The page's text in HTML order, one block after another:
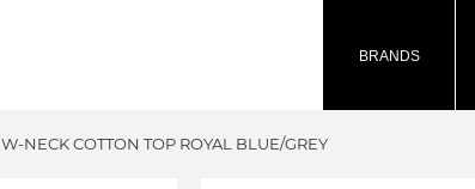
BRANDS
W-NECK COTTON TOP ROYAL BLUE/GREY